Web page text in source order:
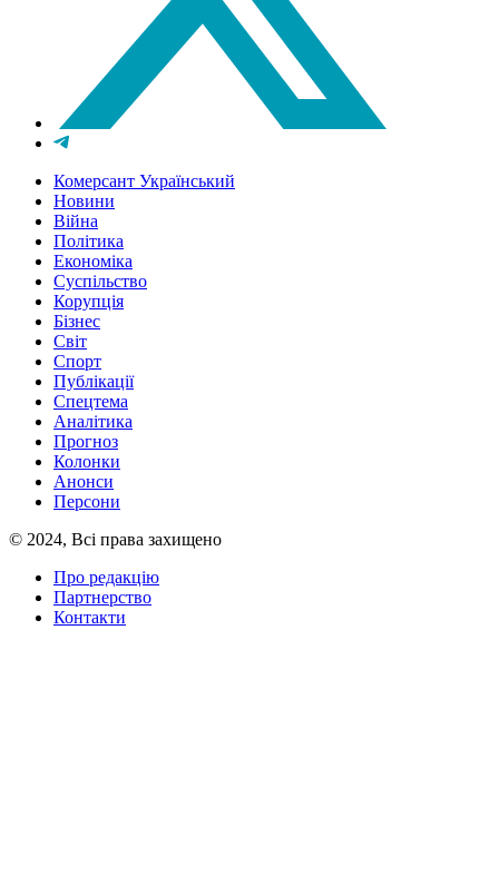
Комерсант Український
Новини
Війна
Політика
Економіка
Суспільство
Корупція
Бізнес
Світ
Спорт
Публікації
Спецтема
Аналітика
Прогноз
Колонки
Анонси
Персони
© 2024, Всі права захищено
Про редакцію
Партнерство
Контакти